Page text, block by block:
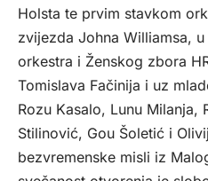
Holsta te prvim stavkom
zvijezda Johna Williamsa,
orkestra i Ženskog zbora
Tomislava Fačinija i uz
Rozu Kasalo, Lunu Milanja,
Stilinović, Gou Šoletić i
bezvremenske misli iz